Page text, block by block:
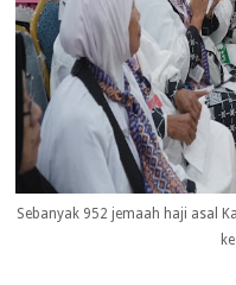
Sebanyak 952 jemaah haji asal